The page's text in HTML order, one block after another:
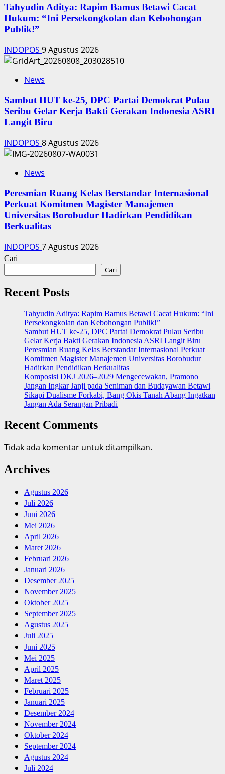
‎Tahyudin Aditya: Rapim Bamus Betawi Cacat
Hukum: “Ini Persekongkolan dan Kebohongan
Publik!”
INDOPOS 9 Agustus 2026
News
‎Sambut HUT ke-25, DPC Partai Demokrat Pulau
Seribu Gelar Kerja Bakti Gerakan Indonesia ASRI
Langit Biru
INDOPOS 8 Agustus 2026
News
Peresmian Ruang Kelas Berstandar Internasional
Perkuat Komitmen Magister Manajemen
Universitas Borobudur Hadirkan Pendidikan
Berkualitas
INDOPOS 7 Agustus 2026
Cari
Cari
Recent Posts
‎Tahyudin Aditya: Rapim Bamus Betawi Cacat Hukum: “Ini
Persekongkolan dan Kebohongan Publik!”
‎Sambut HUT ke-25, DPC Partai Demokrat Pulau Seribu
Gelar Kerja Bakti Gerakan Indonesia ASRI Langit Biru
Peresmian Ruang Kelas Berstandar Internasional Perkuat
Komitmen Magister Manajemen Universitas Borobudur
Hadirkan Pendidikan Berkualitas
Komposisi DKJ 2026–2029 Mengecewakan, Pramono
Jangan Ingkar Janji pada Seniman dan Budayawan Betawi
Sikapi Dualisme Forkabi, Bang Okis Tanah Abang Ingatkan
Jangan Ada Serangan Pribadi
Recent Comments
Tidak ada komentar untuk ditampilkan.
Archives
Agustus 2026
Juli 2026
Juni 2026
Mei 2026
April 2026
Maret 2026
Februari 2026
Januari 2026
Desember 2025
November 2025
Oktober 2025
September 2025
Agustus 2025
Juli 2025
Juni 2025
Mei 2025
April 2025
Maret 2025
Februari 2025
Januari 2025
Desember 2024
November 2024
Oktober 2024
September 2024
Agustus 2024
Juli 2024